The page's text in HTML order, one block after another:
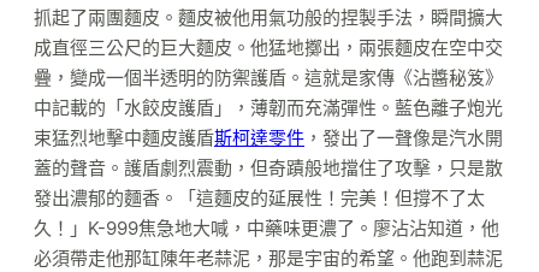
抓起了兩團麵皮。麵皮被他用氣功般的捏製手法，瞬間擴大
成直徑三公尺的巨大麵皮。他猛地擲出，兩張麵皮在空中交
疊，變成一個半透明的防禦護盾。這就是家傳《沾醬秘笈》
中記載的「水餃皮護盾」，薄韌而充滿彈性。藍色離子炮光
束猛烈地擊中麵皮護盾斯柯達零件 ，發出了一聲像是汽水開
蓋的聲音。護盾劇烈震動，但奇蹟般地擋住了攻擊，只是散
發出濃郁的麵香。「這麵皮的延展性！完美！但撐不了太
久！」K-999焦急地大喊，中藥味更濃了。廖沾沾知道，他
必須帶走他那缸陳年老蒜泥，那是宇宙的希望。他跑到蒜泥